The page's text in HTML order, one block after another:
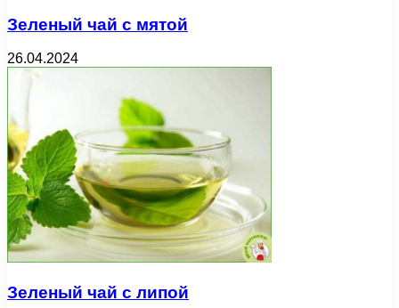
Зеленый чай с мятой
26.04.2024
Зеленый чай с липой